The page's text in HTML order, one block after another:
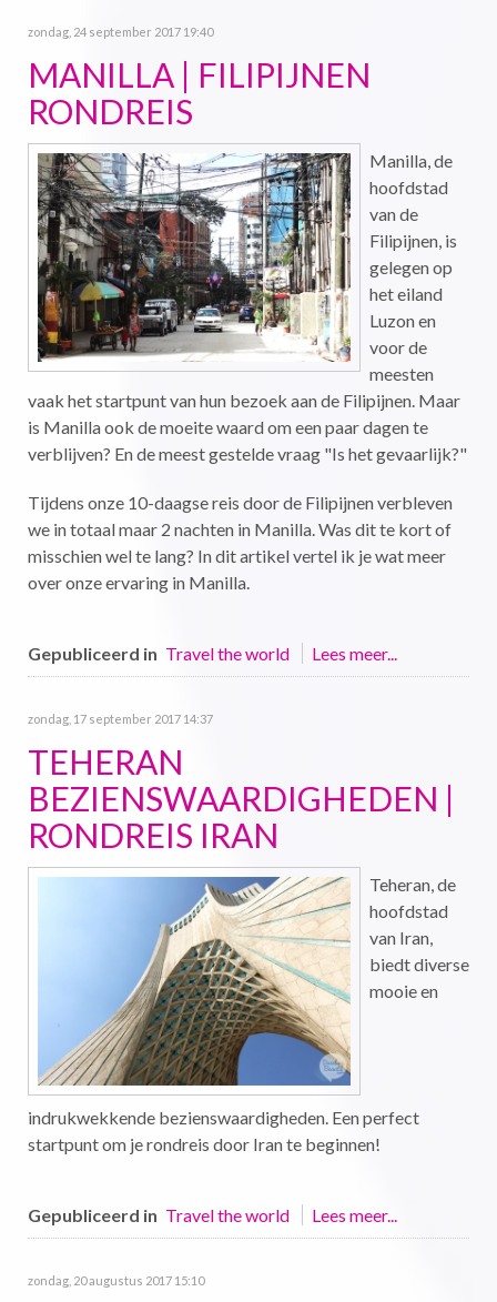
zondag, 24 september 2017 19:40
MANILLA | FILIPIJNEN
RONDREIS
Manilla, de
hoofdstad
van de
Filipijnen, is
gelegen op
het eiland
Luzon en
voor de
meesten
vaak het startpunt van hun bezoek aan de Filipijnen. Maar
is Manilla ook de moeite waard om een paar dagen te
verblijven? En de meest gestelde vraag "Is het gevaarlijk?"
Tijdens onze 10-daagse reis door de Filipijnen verbleven
we in totaal maar 2 nachten in Manilla. Was dit te kort of
misschien wel te lang? In dit artikel vertel ik je wat meer
over onze ervaring in Manilla.
Gepubliceerd in Travel the world Lees meer...
zondag, 17 september 2017 14:37
TEHERAN
BEZIENSWAARDIGHEDEN |
RONDREIS IRAN
Teheran, de
hoofdstad
van Iran,
biedt diverse
mooie en
indrukwekkende bezienswaardigheden. Een perfect
startpunt om je rondreis door Iran te beginnen!
Gepubliceerd in Travel the world Lees meer...
zondag, 20 augustus 2017 15:10